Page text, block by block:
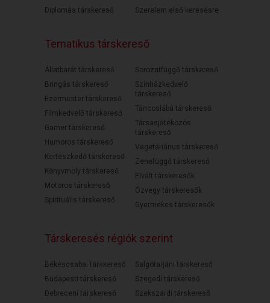
Diplomás társkereső
Szerelem első keresésre
Tematikus társkereső
Állatbarát társkereső
Bringás társkereső
Ezermester társkereső
Filmkedvelő társkereső
Gamer társkereső
Humoros társkereső
Kertészkedő társkereső
Könyvmoly társkereső
Motoros társkereső
Spirituális társkereső
Sorozatfüggő társkereső
Színházkedvelő
társkereső
Táncoslábú társkereső
Társasjátékozós
társkereső
Vegetáriánus társkereső
Zenefüggő társkereső
Elvált társkeresők
Özvegy társkeresők
Gyermekes társkeresők
Társkeresés régiók szerint
Békéscsabai társkereső
Budapesti társkereső
Debreceni társkereső
Salgótarjáni társkereső
Szegedi társkereső
Szekszárdi társkereső